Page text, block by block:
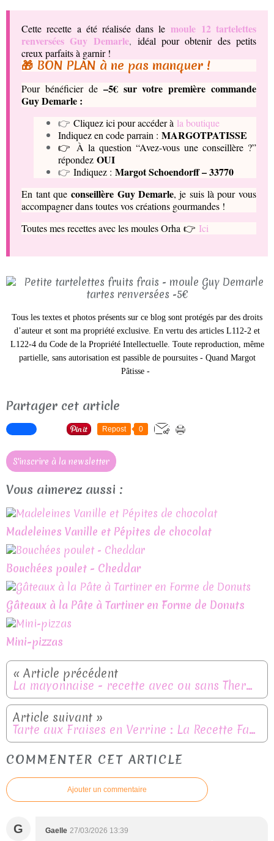
Cette recette a été réalisée dans le moule 12 tartelettes
renversées Guy Demarle, idéal pour obtenir des petits
creux parfaits à garnir !
🎁 BON PLAN à ne pas manquer !
Pour bénéficier de–5€ sur votre première commande
Guy Demarle :
👉 Cliquez ici pour accéder à la boutique
Indiquez en code parrain :MARGOTPATISSE
👉 À la question “Avez-vous une conseillère ?”
répondezOUI
👉Indiquez :Margot Schoendorff – 33770
En tant queconseillère Guy Demarle, je suis là pour vous
accompagner dans toutes vos créations gourmandes !
Toutes mes recettes avec les moules Orha 👉 Ici
Tous les textes et photos présents sur ce blog sont protégés par des droits
d’auteur et sont ma propriété exclusive. En vertu des articles L112-2 et
L122-4 du Code de la Propriété Intellectuelle. Toute reproduction, même
partielle, sans autorisation est passible de poursuites - Quand Margot
Pâtisse -
Partager cet article
Repost 0
S'inscrire à la newsletter
Vous aimerez aussi :
Madeleines Vanille et Pépites de chocolat
Bouchées poulet - Cheddar
Gâteaux à la Pâte à Tartiner en Forme de Donuts
Mini-pizzas
La mayonnaise - recette avec ou sans Thermomix
Tarte aux Fraises en Verrine : La Recette Facile et Gourmande
COMMENTER CET ARTICLE
Ajouter un commentaire
G Gaelle 27/03/2026 13:39